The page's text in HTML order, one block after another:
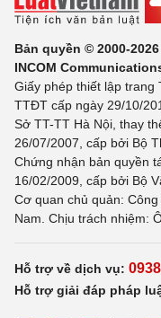
Bản quyền © 2000-
INCOM
Giấy phép thiết lập trang
TTĐT cấp ngày 29/10/
Sở TT-TT Hà Nội, thay
26/07/2007, cấp bởi Bộ
Chứng nhận bản quyền
16/02/2009, cấp bởi Bộ
Cơ quan chủ quản:
Nam. Chịu trách nhiệm:
Hỗ trợ về dịch vụ:
Hỗ trợ giải đáp pháp